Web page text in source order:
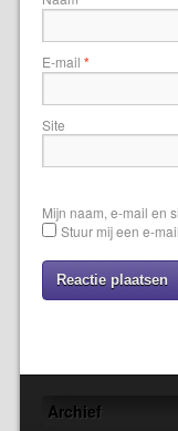
E-mail *
Site
Mijn naam, e-mail en
Stuur mij een e-
Archief